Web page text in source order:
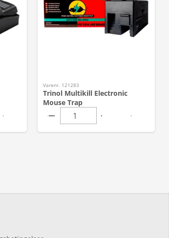
Varenr. 121283
Trinol Multikill Electronic
Mouse Trap